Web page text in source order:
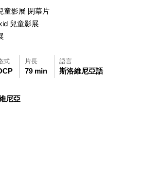
童影展 閉幕片
兒童影展
式 片長
79 min
語言
斯洛維尼亞語
尼亞
，可使用鍵盤Tab鍵移至影片中央播放鍵，再
此影片(開新視窗)